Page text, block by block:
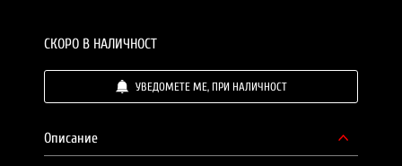
СКОРО В НАЛИЧНОСТ
УВЕДОМЕТЕ МЕ, ПРИ НАЛИЧНОСТ
Описание